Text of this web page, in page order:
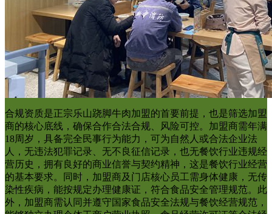
合规资质是正宗乐山跷脚牛肉加盟的首要前提，也是筛选加盟
商的核心底线，确保合作合法合规、风险可控。加盟商需年满
18周岁，具备完全民事行为能力，可为自然人或合法企业法
人，无违法犯罪记录、无不良征信记录，也无餐饮行业违规经
营历史，拥有良好的商业信誉与契约精神，这是餐饮行业经营
的基本要求。同时，加盟商及门店核心员工需身体健康，无传
染性疾病，能按规定办理健康证，符合食品安全管理规范。此
外，加盟商需认同并遵守国家食品安全法规与餐饮经营规范，